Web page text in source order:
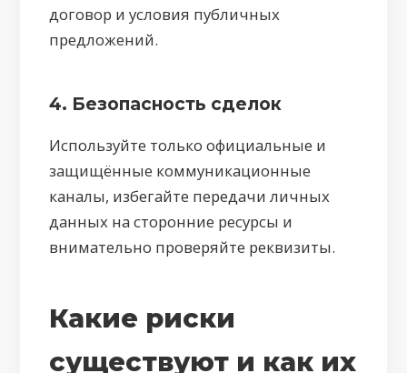
договор и условия публичных
предложений.
4. Безопасность сделок
Используйте только официальные и
защищённые коммуникационные
каналы, избегайте передачи личных
данных на сторонние ресурсы и
внимательно проверяйте реквизиты.
Какие риски
существуют и как их